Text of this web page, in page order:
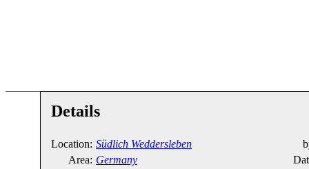
Details
Location: Südlich Weddersleben
Area: Germany